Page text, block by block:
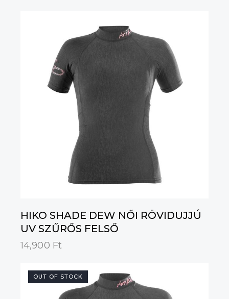
HIKO SHADE DEW NŐI RÖVIDUJJÚ
UV SZŰRŐS FELSŐ
14,900 Ft
OUT OF STOCK